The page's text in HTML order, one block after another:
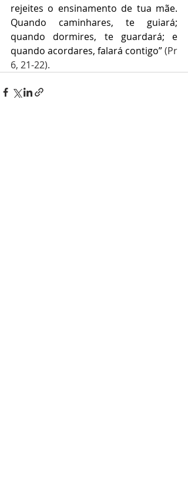
rejeites o ensinamento de tua mãe.
Quando caminhares, te guiará;
quando dormires, te guardará; e
quando acordares, falará contigo” (Pr
6, 21-22).